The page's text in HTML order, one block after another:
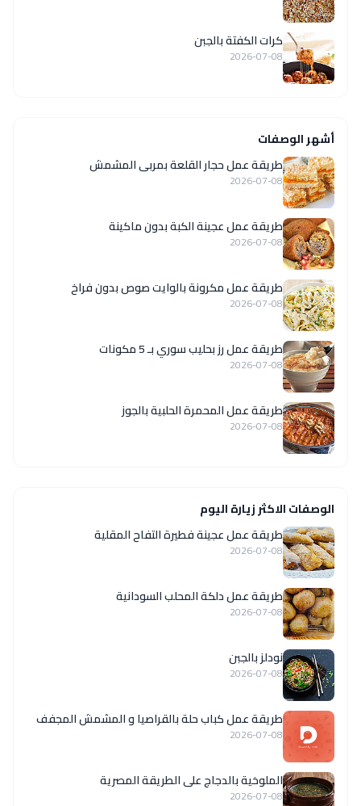
كرات الكفتة بالجبن
2026-07-08
أشهر الوصفات
طريقة عمل حجار القلعة بمربى المشمش
2026-07-08
طريقة عمل عجينة الكبة بدون ماكينة
2026-07-08
طريقة عمل مكرونة بالوايت صوص بدون فراخ
2026-07-08
طريقة عمل رز بحليب سوري بـ 5 مكونات
2026-07-08
طريقة عمل المحمرة الحلبية بالجوز
2026-07-08
الوصفات الاكثر زيارة اليوم
طريقة عمل عجينة فطيرة التفاح المقلية
2026-07-08
طريقة عمل دلكة المحلب السودانية
2026-07-08
نودلز بالجبن
2026-07-08
طريقة عمل كباب حلة بالقراصيا و المشمش المجفف
2026-07-08
الملوخية بالدجاج على الطريقة المصرية
2026-07-08